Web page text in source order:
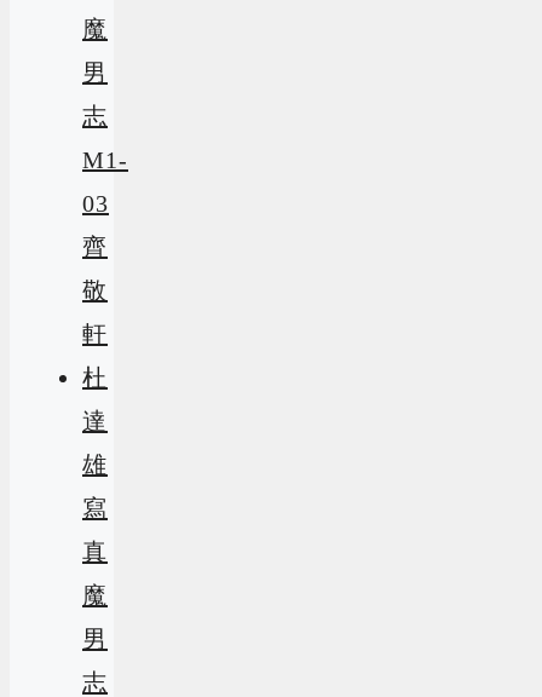
魔
男
志
M1-
03
齊
敬
軒
杜
達
雄
寫
真
魔
男
志